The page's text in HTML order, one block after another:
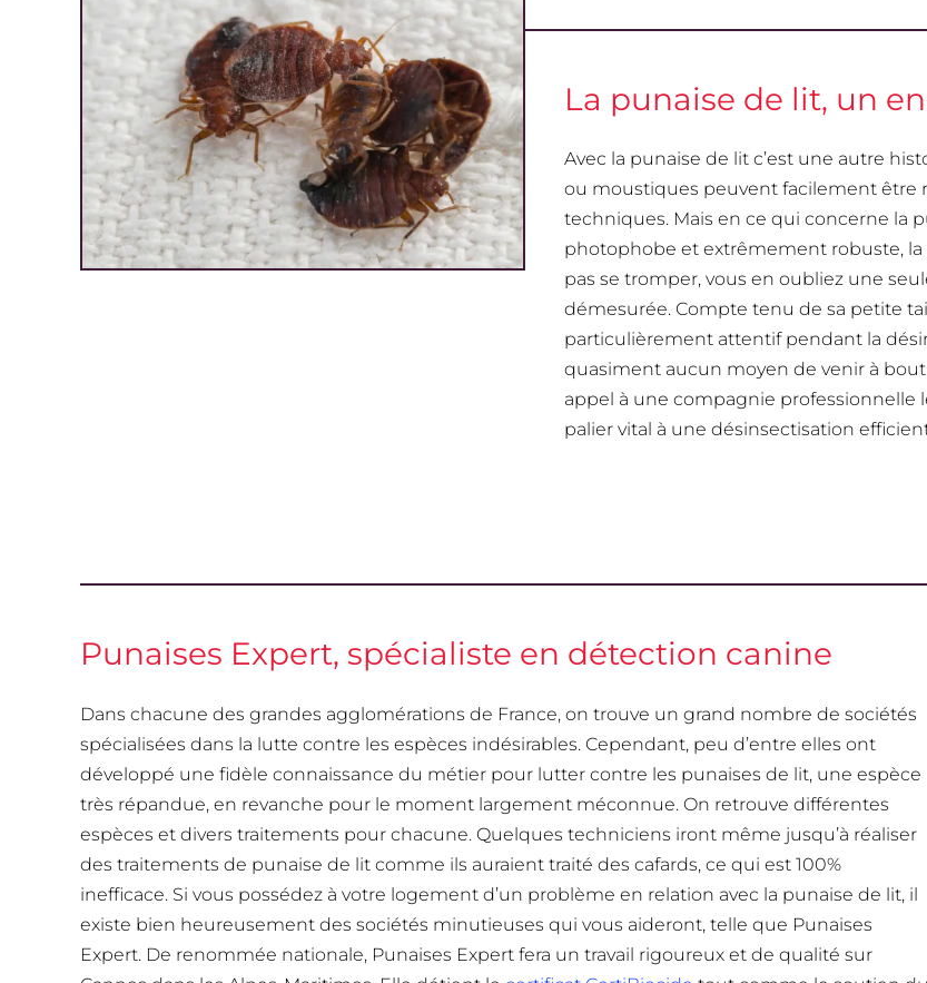
La punaise de lit, un
Avec la punaise de lit c’est une autre
ou moustiques peuvent facilement être
techniques. Mais en ce qui concerne la
photophobe et extrêmement robuste,
pas se tromper, vous en oubliez une
démesurée. Compte tenu de sa petite
particulièrement attentif pendant la
quasiment aucun moyen de venir à
appel à une compagnie professionnelle
palier vital à une désinsectisation
Punaises Expert, spécialiste en détection canine
Dans chacune des grandes agglomérations de France, on trouve un grand nombre de sociétés
spécialisées dans la lutte contre les espèces indésirables. Cependant, peu d’entre elles ont
développé une fidèle connaissance du métier pour lutter contre les punaises de lit, une espèce
très répandue, en revanche pour le moment largement méconnue. On retrouve différentes
espèces et divers traitements pour chacune. Quelques techniciens iront même jusqu’à réaliser
des traitements de punaise de lit comme ils auraient traité des cafards, ce qui est 100%
inefficace. Si vous possédez à votre logement d’un problème en relation avec la punaise de lit, il
existe bien heureusement des sociétés minutieuses qui vous aideront, telle que Punaises
Expert. De renommée nationale, Punaises Expert fera un travail rigoureux et de qualité sur